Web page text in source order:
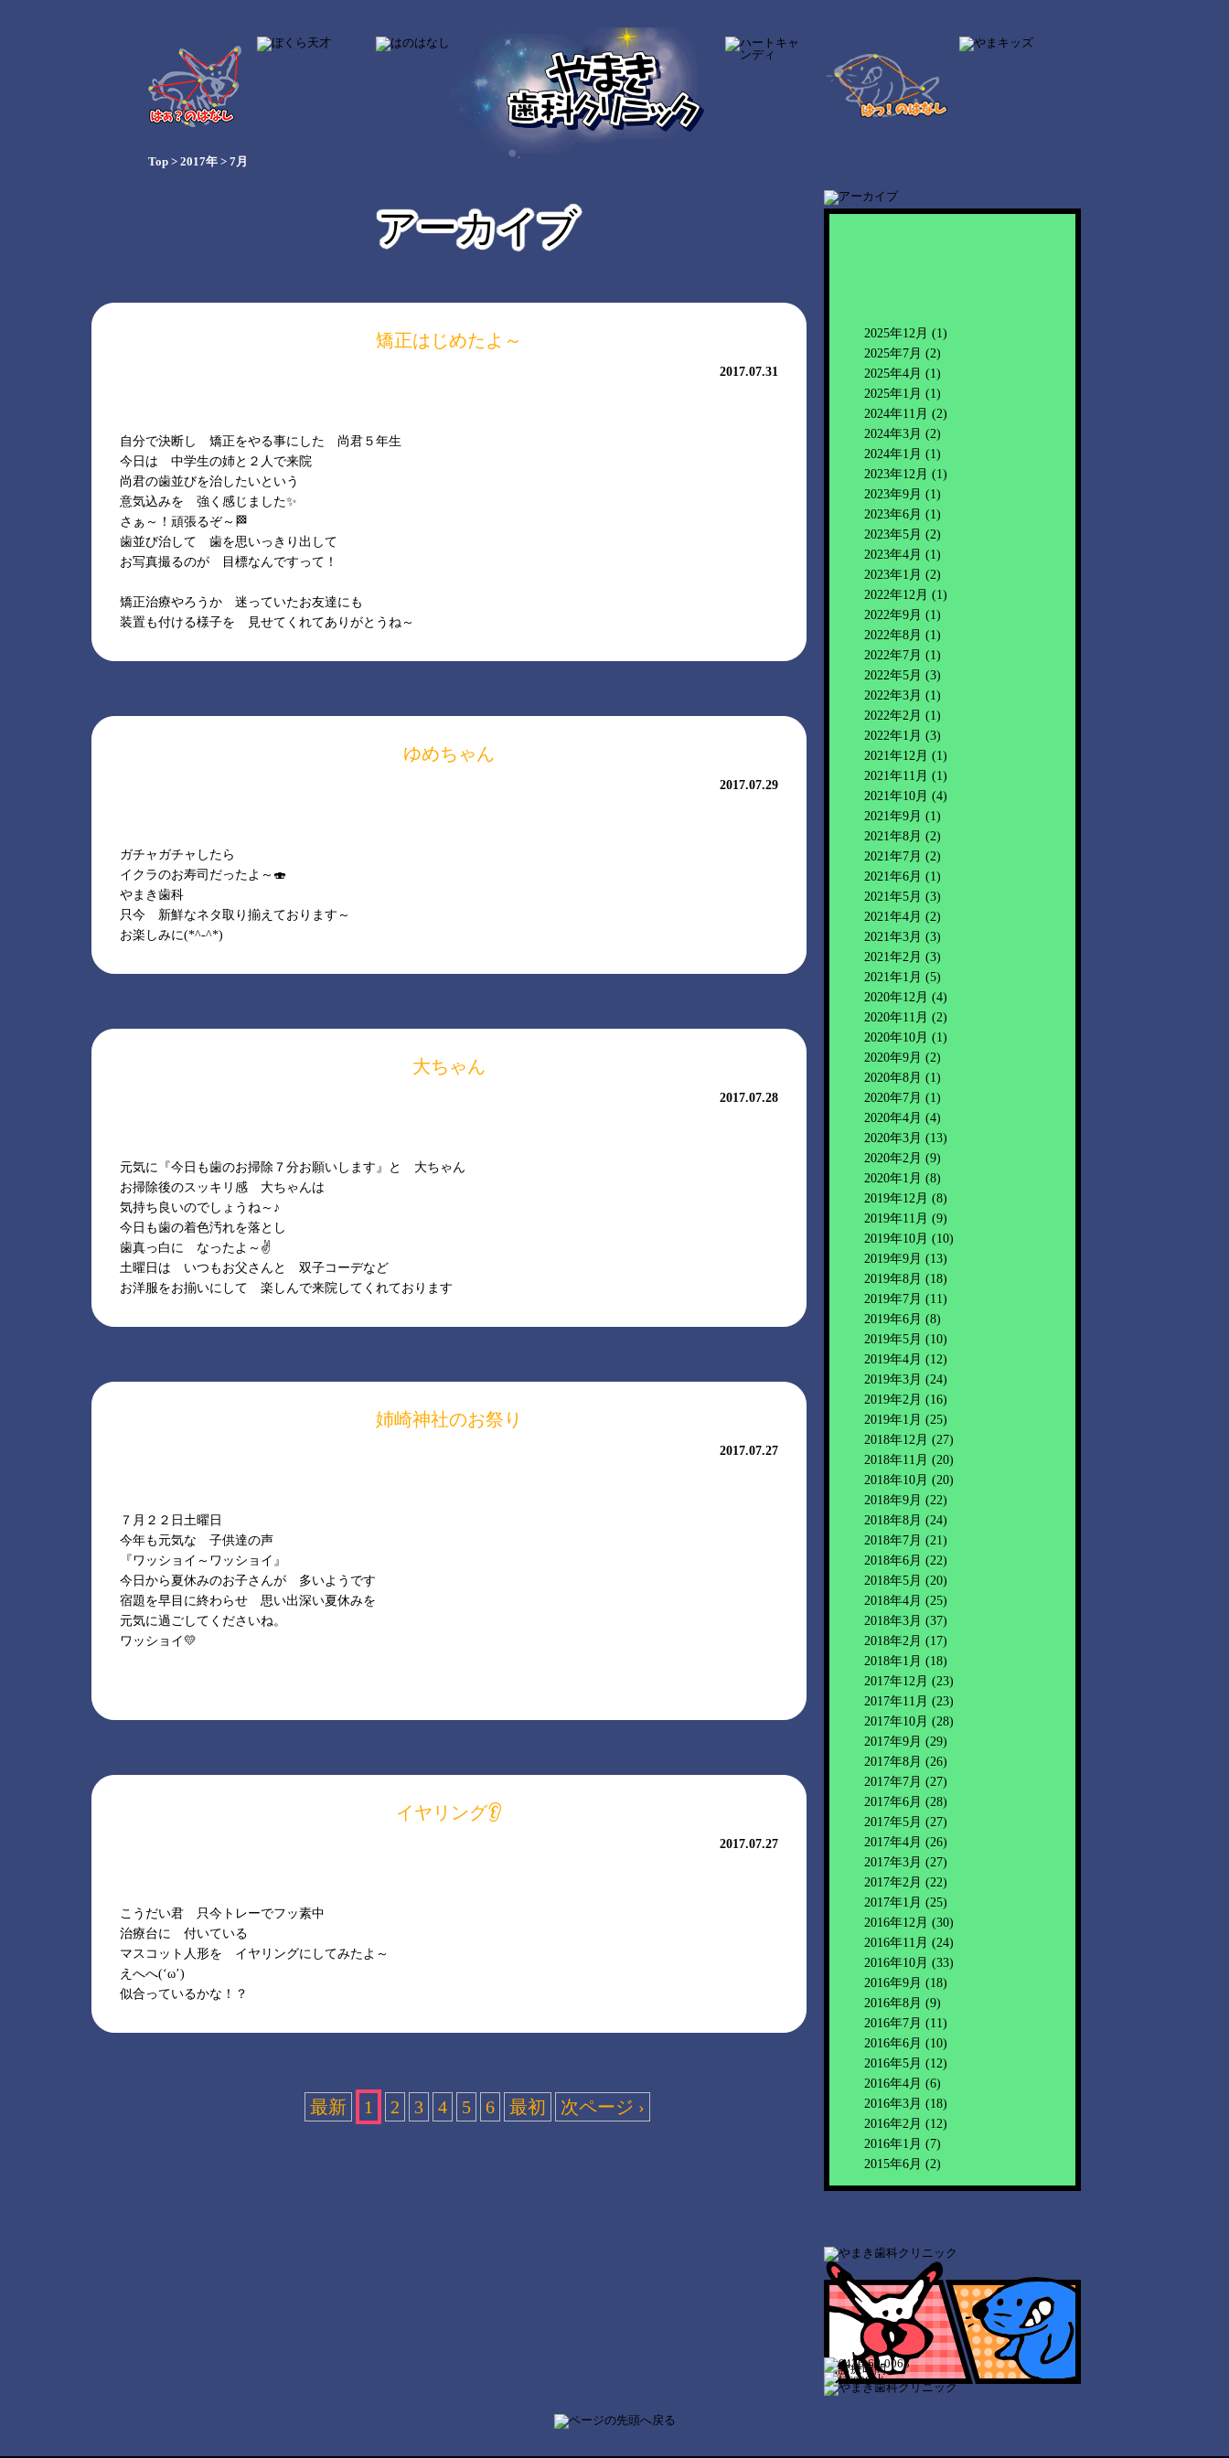
Top > 2017年 > 7月
アーカイブ
矯正はじめたよ～
2017.07.31
自分で決断し 矯正をやる事にした 尚君５年生
今日は 中学生の姉と２人で来院
尚君の歯並びを治したいという
意気込みを 強く感じました✨
さぁ～！頑張るぞ～🏁
歯並び治して 歯を思いっきり出して
お写真撮るのが 目標なんですって！
矯正治療やろうか 迷っていたお友達にも
装置も付ける様子を 見せてくれてありがとうね～
ゆめちゃん
2017.07.29
ガチャガチャしたら
イクラのお寿司だったよ～🍣
やまき歯科
只今 新鮮なネタ取り揃えております～
お楽しみに(*^-^*)
大ちゃん
2017.07.28
元気に『今日も歯のお掃除７分お願いします』と 大ちゃん
お掃除後のスッキリ感 大ちゃんは
気持ち良いのでしょうね～♪
今日も歯の着色汚れを落とし
歯真っ白に なったよ～✌
土曜日は いつもお父さんと 双子コーデなど
お洋服をお揃いにして 楽しんで来院してくれております
姉崎神社のお祭り
2017.07.27
７月２２日土曜日
今年も元気な 子供達の声
『ワッショイ～ワッショイ』
今日から夏休みのお子さんが 多いようです
宿題を早目に終わらせ 思い出深い夏休みを
元気に過ごしてくださいね。
ワッショイ💛
イヤリング👂
2017.07.27
こうだい君 只今トレーでフッ素中
治療台に 付いている
マスコット人形を イヤリングにしてみたよ～
えへへ(‘ω’)
似合っているかな！？
最新 1 2 3 4 5 6 最初 次ページ ›
2025年12月 (1)
2025年7月 (2)
2025年4月 (1)
2025年1月 (1)
2024年11月 (2)
2024年3月 (2)
2024年1月 (1)
2023年12月 (1)
2023年9月 (1)
2023年6月 (1)
2023年5月 (2)
2023年4月 (1)
2023年1月 (2)
2022年12月 (1)
2022年9月 (1)
2022年8月 (1)
2022年7月 (1)
2022年5月 (3)
2022年3月 (1)
2022年2月 (1)
2022年1月 (3)
2021年12月 (1)
2021年11月 (1)
2021年10月 (4)
2021年9月 (1)
2021年8月 (2)
2021年7月 (2)
2021年6月 (1)
2021年5月 (3)
2021年4月 (2)
2021年3月 (3)
2021年2月 (3)
2021年1月 (5)
2020年12月 (4)
2020年11月 (2)
2020年10月 (1)
2020年9月 (2)
2020年8月 (1)
2020年7月 (1)
2020年4月 (4)
2020年3月 (13)
2020年2月 (9)
2020年1月 (8)
2019年12月 (8)
2019年11月 (9)
2019年10月 (10)
2019年9月 (13)
2019年8月 (18)
2019年7月 (11)
2019年6月 (8)
2019年5月 (10)
2019年4月 (12)
2019年3月 (24)
2019年2月 (16)
2019年1月 (25)
2018年12月 (27)
2018年11月 (20)
2018年10月 (20)
2018年9月 (22)
2018年8月 (24)
2018年7月 (21)
2018年6月 (22)
2018年5月 (20)
2018年4月 (25)
2018年3月 (37)
2018年2月 (17)
2018年1月 (18)
2017年12月 (23)
2017年11月 (23)
2017年10月 (28)
2017年9月 (29)
2017年8月 (26)
2017年7月 (27)
2017年6月 (28)
2017年5月 (27)
2017年4月 (26)
2017年3月 (27)
2017年2月 (22)
2017年1月 (25)
2016年12月 (30)
2016年11月 (24)
2016年10月 (33)
2016年9月 (18)
2016年8月 (9)
2016年7月 (11)
2016年6月 (10)
2016年5月 (12)
2016年4月 (6)
2016年3月 (18)
2016年2月 (12)
2016年1月 (7)
2015年6月 (2)